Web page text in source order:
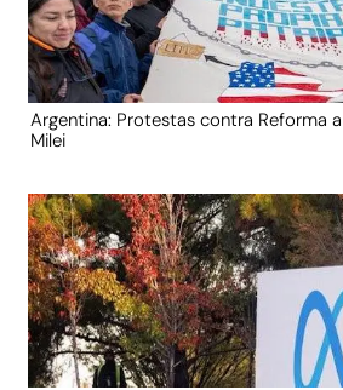
Argentina: Protestas contra Reforma
Milei